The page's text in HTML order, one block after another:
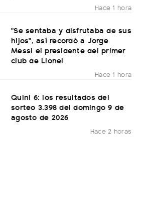
Hace 1 hora
"Se sentaba y disfrutaba de sus
hijos", así recordó a Jorge
Messi el presidente del primer
club de Lionel
Hace 1 hora
Quini 6: los resultados del
sorteo 3.398 del domingo 9 de
agosto de 2026
Hace 2 horas